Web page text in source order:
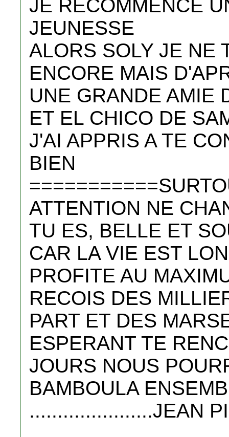
JE RECOMMENCE
JEUNESSE
ALORS SOLY JE NE
ENCORE MAIS
UNE GRANDE AMIE
ET EL CHICO DE
J'AI APPRIS A TE
BIEN
ATTENTION NE
TU ES, BELLE ET
CAR LA VIE EST
PROFITE AU
RECOIS DES
PART ET DES
ESPERANT TE
JOURS NOUS
BAMBOULA
......................JEAN